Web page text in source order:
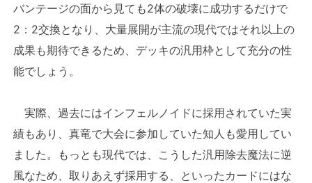
バンテージの面から見ても2体の破壊に成功するだけで
2：2交換となり、大量展開が主流の現代ではそれ以上の
成果も期待できるため、デッキの汎用枠として充分の性
能でしょう。
実際、過去にはインフェルノイドに採用されていた実
績もあり、真竜で大会に参加していた知人も愛用してい
ました。もっとも現代では、こうした汎用除去魔法に逆
風なため、取りあえず採用する、といったカードにはな